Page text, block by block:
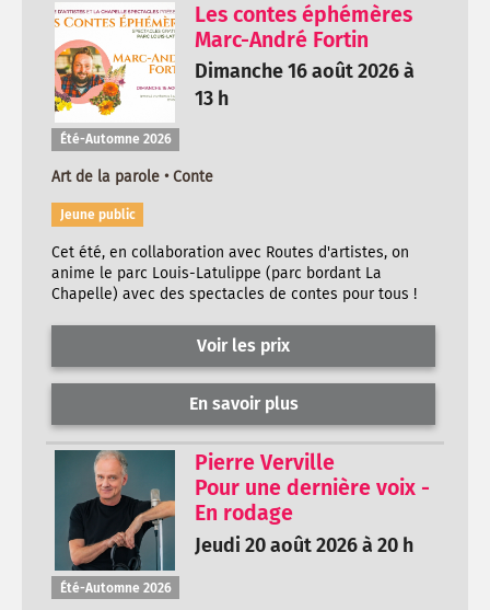
Les contes éphémères
Marc-André Fortin
Dimanche 16 août 2026 à
13 h
Été-Automne 2026
Art de la parole • Conte
Jeune public
Cet été, en collaboration avec Routes d'artistes, on
anime le parc Louis-Latulippe (parc bordant La
Chapelle) avec des spectacles de contes pour tous !
Voir les prix
En savoir plus
Pierre Verville
Pour une dernière voix -
En rodage
Jeudi 20 août 2026 à 20 h
Été-Automne 2026